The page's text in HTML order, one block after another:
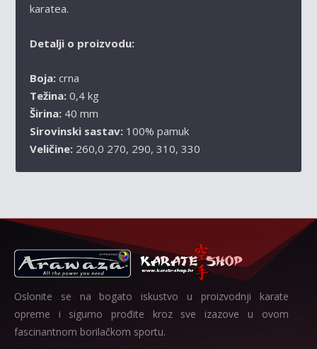
karatea.
Detalji o proizvodu:
Boja:crna
Težina: 0,4 kg
Širina: 40 mm
Sirovinski sastav: 100% pamuk
Veličine: 260,0 270, 290, 310, 330
Oslonite se na bogato iskustvo u proizvodnji karate
opreme i sigurno prođite kroz sve izazove u ovom
fascinantnom borilačkom sportu.